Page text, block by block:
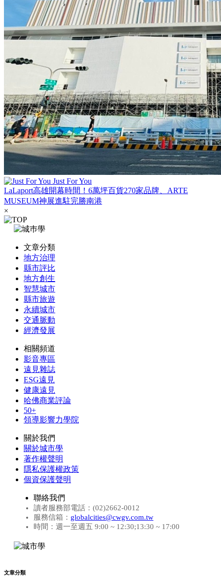
Just For You
LaLaport高雄開幕時間！6萬坪百貨270家品牌、ARTE
MUSEUM神展進駐完勝南港
×
文章分類
地方治理
縣市評比
地方創生
智慧城市
縣市旅遊
永續城市
交通脈動
經濟發展
相關頻道
影音專區
遠見雜誌
ESG遠見
健康遠見
哈佛商業評論
50+
領導影響力學院
關於我們
關於城市學
著作權聲明
隱私保護權政策
個資保護聲明
聯絡我們
讀者服務部電話：(02)2662-0012
服務信箱： globalcities@cwgv.com.tw
時間：週一至週五 9:00 ~ 12:30;13:30 ~ 17:00
文章分類